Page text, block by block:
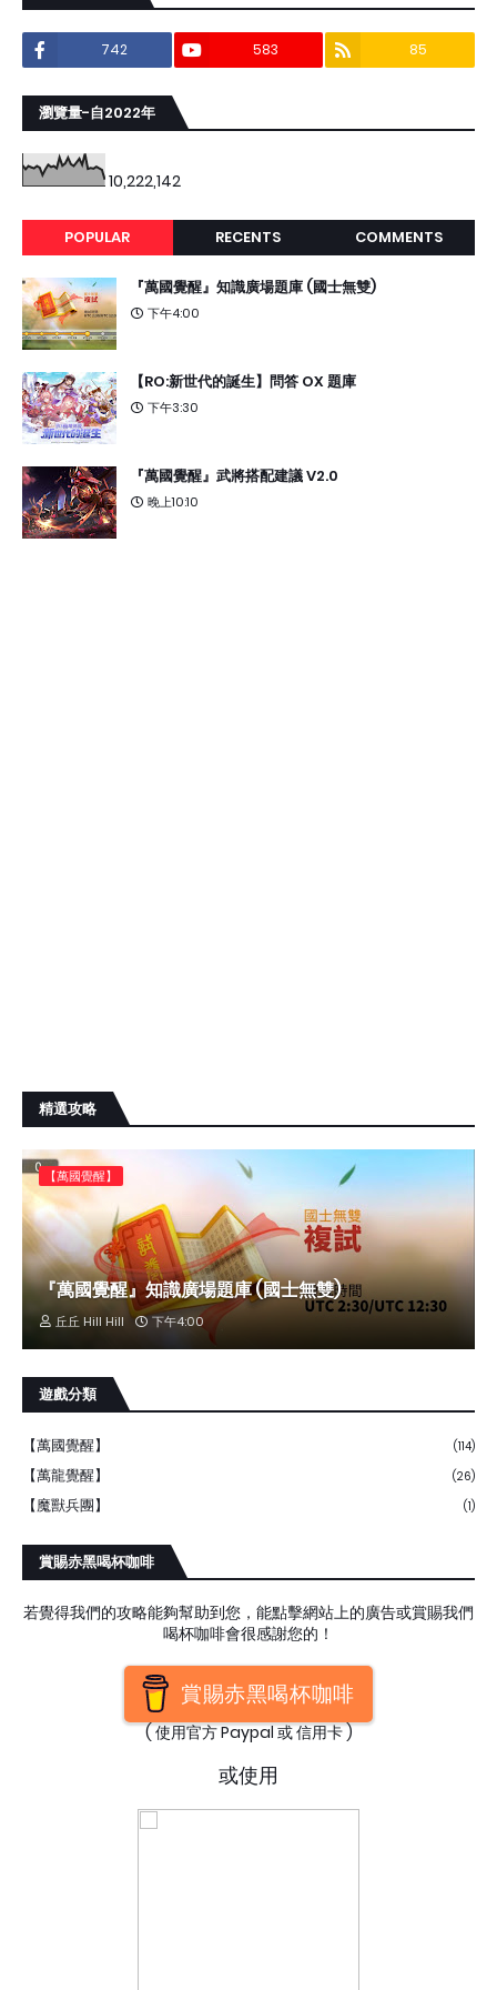
742 583 85
瀏覽量-自2022年
10,222,142
POPULAR RECENTS COMMENTS
『萬國覺醒』知識廣場題庫 (國士無雙)
下午4:00
【RO:新世代的誕生】問答 OX 題庫
下午3:30
『萬國覺醒』武將搭配建議 V2.0
晚上10:10
精選攻略
【萬國覺醒】
『萬國覺醒』知識廣場題庫 (國士無雙)
丘丘 Hill Hill 下午4:00
遊戲分類
【萬國覺醒】 (114)
【萬龍覺醒】 (26)
【魔獸兵團】 (1)
賞賜赤黑喝杯咖啡
若覺得我們的攻略能夠幫助到您，能點擊網站上的廣告或賞賜我們
喝杯咖啡會很感謝您的！
賞賜赤黑喝杯咖啡
( 使用官方 Paypal 或 信用卡 )
或使用